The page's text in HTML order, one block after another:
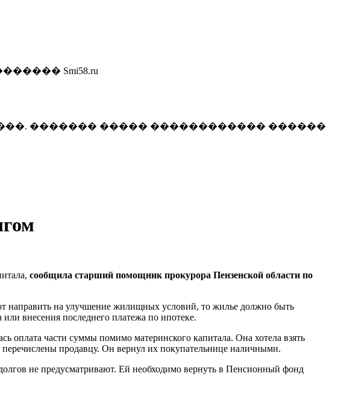
Smi58.ru
������� ����� ������������ ������
сообщила старший помощник прокурора Пензенской области по
на улучшение жилищных условий, то жилье должно быть
внесения последнего платежа по ипотеке.
оплата части суммы помимо материнского капитала. Она хотела взять
продавцу. Он вернул их покупательнице наличными.
не предусматривают. Ей необходимо вернуть в Пенсионный фонд